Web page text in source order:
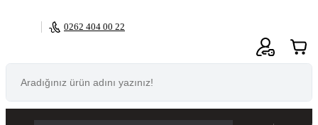
0262 404 00 22
0